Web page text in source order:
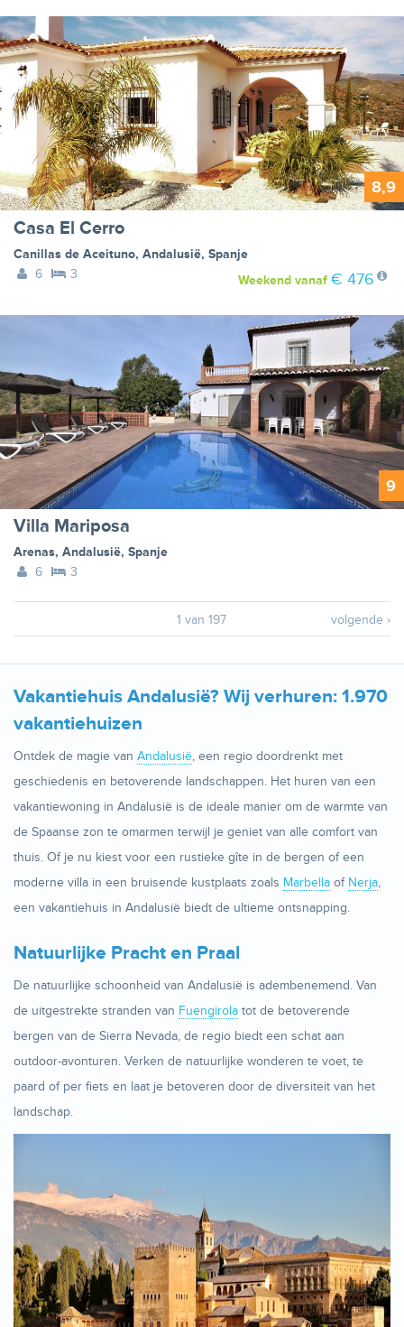
8,9
Casa El Cerro
Canillas de Aceituno, Andalusië, Spanje
6
3 Weekendvanaf € 476
9
Villa Mariposa
Arenas, Andalusië, Spanje
6
3
1 van 197 volgende ›
Vakantiehuis Andalusië? Wij verhuren: 1.970
vakantiehuizen
Ontdek de magie van Andalusië, een regio doordrenkt met
geschiedenis en betoverende landschappen. Het huren van een
vakantiewoning in Andalusië is de ideale manier om de warmte van
de Spaanse zon te omarmen terwijl je geniet van alle comfort van
thuis. Of je nu kiest voor een rustieke gîte in de bergen of een
moderne villa in een bruisende kustplaats zoals Marbella of Nerja,
een vakantiehuis in Andalusië biedt de ultieme ontsnapping.
Natuurlijke Pracht en Praal
De natuurlijke schoonheid van Andalusië is adembenemend. Van
de uitgestrekte stranden van Fuengirola tot de betoverende
bergen van de Sierra Nevada, de regio biedt een schat aan
outdoor-avonturen. Verken de natuurlijke wonderen te voet, te
paard of per fiets en laat je betoveren door de diversiteit van het
landschap.